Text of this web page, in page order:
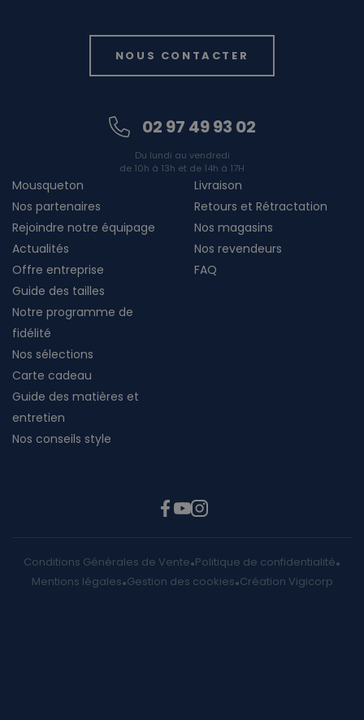
NOUS CONTACTER
02 97 49 93 02
Du lundi au vendredi
de 10h à 13h et de 14h à 17H
Mousqueton
Nos partenaires
Rejoindre notre équipage
Actualités
Offre entreprise
Livraison
Retours et Rétractation
Nos magasins
Nos revendeurs
FAQ
Guide des tailles
Notre programme de
fidélité
Nos sélections
Carte cadeau
Guide des matières et
entretien
Nos conseils style
Conditions Générales de Vente Politique de confidentialité
Mentions légales Gestion des cookies Création Vigicorp